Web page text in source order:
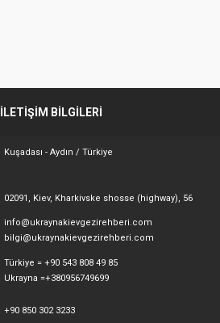
İLETİŞİM BİLGİLERİ
Kuşadası - Aydın / Türkiye
02091, Kiev, Kharkivske shosse (highway), 56
info@ukraynakievgezirehberi.com
bilgi@ukraynakievgezirehberi.com
Türkiye = +90 543 808 49 85
Ukrayna =+380956749699
+90 850 302 3233